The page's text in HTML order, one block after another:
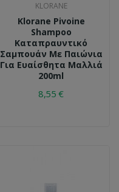
KLORANE
Klorane Pivoine
Shampoo
Καταπραυντικό
Σαμπουάν Με Παιώνια
Για Ευαίσθητα Μαλλιά
200ml
8,55 €